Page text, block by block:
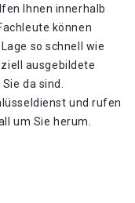
Ihnen innerhalb
können
so schnell wie
ausgebildete
da sind.
und rufen
um Sie herum.